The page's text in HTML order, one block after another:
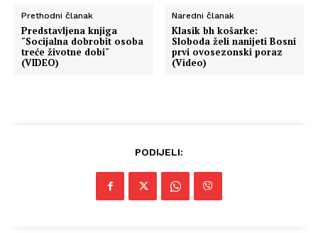
Prethodni članak
Predstavljena knjiga
˝Socijalna dobrobit osoba
treće životne dobi˝
(VIDEO)
Naredni članak
Klasik bh košarke:
Sloboda želi nanijeti Bosni
prvi ovosezonski poraz
(Video)
PODIJELI: